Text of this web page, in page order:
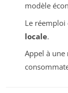
modèle
Le
locale.
Appel à une